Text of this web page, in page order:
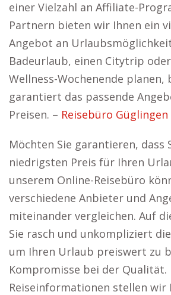
einer Vielzahl an Affiliate-
Partnern bieten wir Ihnen ein
Angebot an
Badeurlaub, einen Citytrip
Wellness-Wochenende planen,
garantiert das passende
Preisen. – Reisebüro Güglingen
Möchten Sie garantieren, dass
niedrigsten Preis für Ihren
unserem Online-Reisebüro
verschiedene Anbieter und
miteinander vergleichen. Auf
Sie rasch und unkompliziert
um Ihren Urlaub preiswert zu
Kompromisse bei der Qualität.
Reiseinformationen stellen wir